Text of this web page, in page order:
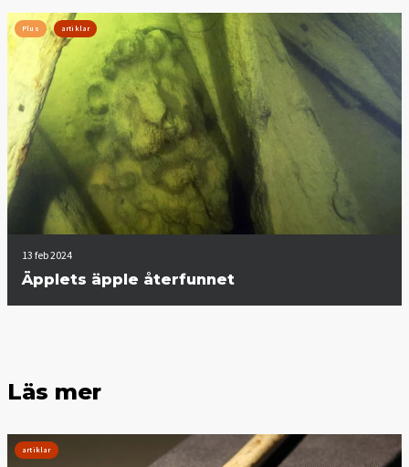
Plus artiklar
13 feb 2024
Äpplets äpple återfunnet
Läs mer
artiklar